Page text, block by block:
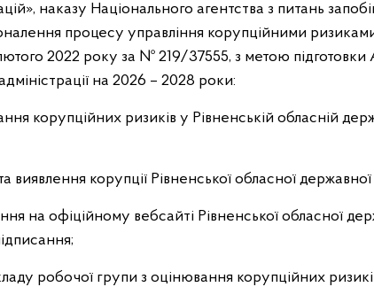
наказу Національного агентства з питань
процесу управління корупційними
лютого 2022 року за № 219/37555, з метою
на 2026 – 2028 роки:
корупційних ризиків у Рівненській обласній
виявлення корупції Рівненської обласної державної
на офіційному вебсайті Рівненської обласної
робочої групи з оцінювання корупційних